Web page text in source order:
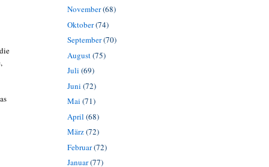
November(68)
Oktober(74)
September(70)
August(75)
Juli (69)
Juni (72)
Mai (71)
April (68)
März(72)
Februar(72)
Januar(77)